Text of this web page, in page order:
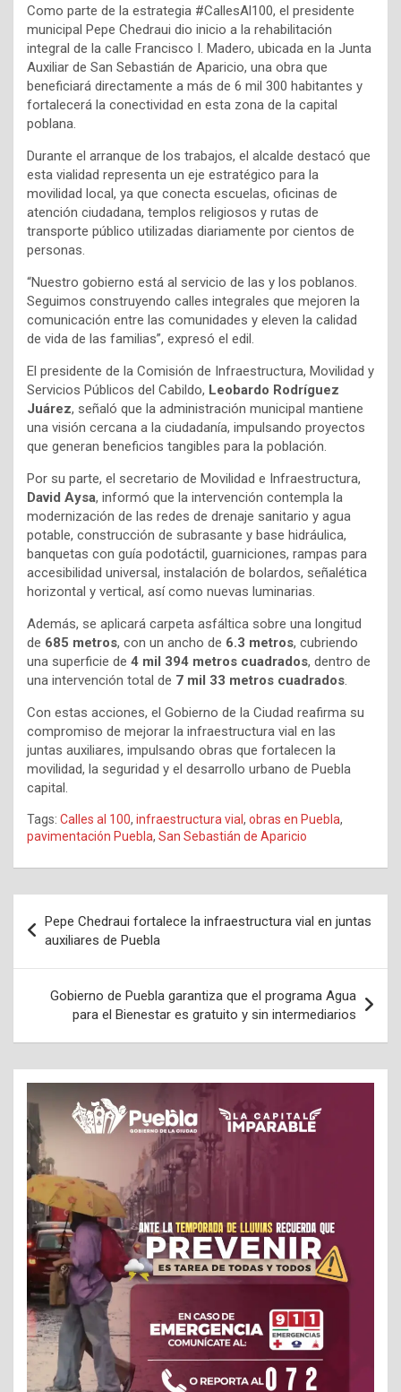
Como parte de la estrategia #CallesAl100, el presidente
municipal Pepe Chedraui dio inicio a la rehabilitación
integral de la calle Francisco I. Madero, ubicada en la Junta
Auxiliar de San Sebastián de Aparicio, una obra que
beneficiará directamente a más de 6 mil 300 habitantes y
fortalecerá la conectividad en esta zona de la capital
poblana.
Durante el arranque de los trabajos, el alcalde destacó que
esta vialidad representa un eje estratégico para la
movilidad local, ya que conecta escuelas, oficinas de
atención ciudadana, templos religiosos y rutas de
transporte público utilizadas diariamente por cientos de
personas.
“Nuestro gobierno está al servicio de las y los poblanos.
Seguimos construyendo calles integrales que mejoren la
comunicación entre las comunidades y eleven la calidad
de vida de las familias”, expresó el edil.
El presidente de la Comisión de Infraestructura, Movilidad y
Servicios Públicos del Cabildo, Leobardo Rodríguez
Juárez, señaló que la administración municipal mantiene
una visión cercana a la ciudadanía, impulsando proyectos
que generan beneficios tangibles para la población.
Por su parte, el secretario de Movilidad e Infraestructura,
David Aysa, informó que la intervención contempla la
modernización de las redes de drenaje sanitario y agua
potable, construcción de subrasante y base hidráulica,
banquetas con guía podotáctil, guarniciones, rampas para
accesibilidad universal, instalación de bolardos, señalética
horizontal y vertical, así como nuevas luminarias.
Además, se aplicará carpeta asfáltica sobre una longitud
de 685 metros, con un ancho de 6.3 metros, cubriendo
una superficie de 4 mil 394 metros cuadrados, dentro de
una intervención total de 7 mil 33 metros cuadrados.
Con estas acciones, el Gobierno de la Ciudad reafirma su
compromiso de mejorar la infraestructura vial en las
juntas auxiliares, impulsando obras que fortalecen la
movilidad, la seguridad y el desarrollo urbano de Puebla
capital.
Tags: Calles al 100, infraestructura vial , obras en Puebla,
pavimentación Puebla, San Sebastián de Aparicio
de
entradas
Pepe Chedraui fortalece la infraestructura vial en juntas
auxiliares de Puebla
Gobierno de Puebla garantiza que el programa Agua
para el Bienestar es gratuito y sin intermediarios